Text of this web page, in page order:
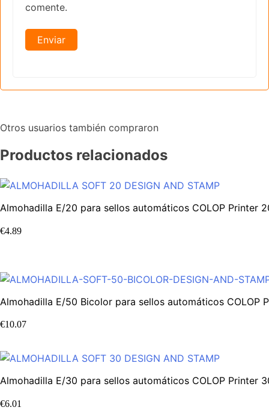
comente.
Otros usuarios también compraron
Productos relacionados
Almohadilla E/20 para sellos automáticos COLOP Printer
€4.89
Almohadilla E/50 Bicolor para sellos automáticos COLOP
€10.07
Almohadilla E/30 para sellos automáticos COLOP Printer
€6.01